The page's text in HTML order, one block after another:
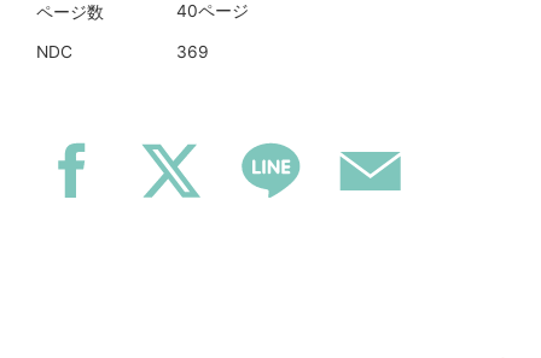
ページ数 40ページ
NDC 369